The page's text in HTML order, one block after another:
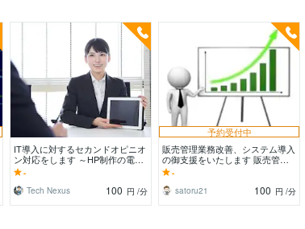
IT導入に対するセカンドオピニオ
ン対応をします ～HP制作の電話
セールス、詐欺被害の防止～
-
Tech Nexus
100 円 /分
予約受付中
販売管理業務改善、システム導入
の御支援をいたします 販売管理
一筋２４年の上流ＳＥが丁寧に対
応いたします
-
satoru21
100 円 /分